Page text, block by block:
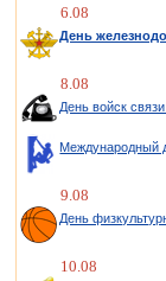
6.08
День
8.08
День войск
Международный
9.08
День
10.08